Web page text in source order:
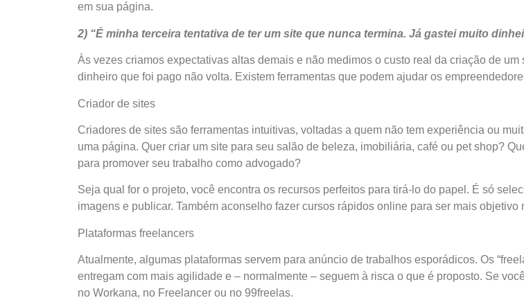
em sua página.
2) “É minha terceira tentativa de ter um site que nunca termina. Já gastei muito
Às vezes criamos expectativas altas demais e não medimos o custo real da criação de
dinheiro que foi pago não volta. Existem ferramentas que podem ajudar os
Criador de sites
Criadores de sites são ferramentas intuitivas, voltadas a quem não tem experiência ou
uma página. Quer criar um site para seu salão de beleza, imobiliária, café ou pet shop?
para promover seu trabalho como advogado?
Seja qual for o projeto, você encontra os recursos perfeitos para tirá-lo do papel. É só
imagens e publicar. Também aconselho fazer cursos rápidos online para ser mais objetivo
Plataformas freelancers
Atualmente, algumas plataformas servem para anúncio de trabalhos esporádicos. Os
entregam com mais agilidade e – normalmente – seguem à risca o que é proposto. Se
no Workana, no Freelancer ou no 99freelas.